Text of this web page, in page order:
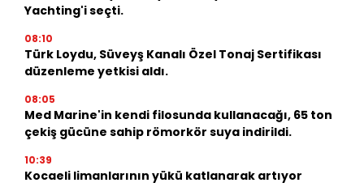
Yachting'i seçti.
08:10
Türk Loydu, Süveyş Kanalı Özel Tonaj Sertifikası
düzenleme yetkisi aldı.
08:05
Med Marine'in kendi filosunda kullanacağı, 65 ton
çekiş gücüne sahip römorkör suya indirildi.
10:39
Kocaeli limanlarının yükü katlanarak artıyor